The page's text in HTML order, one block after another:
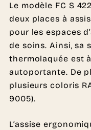
Le modèle FC S
deux places à
pour les espaces
de soins. Ainsi, sa
thermolaquée est
autoportante. De
plusieurs coloris
9005).
L’assise